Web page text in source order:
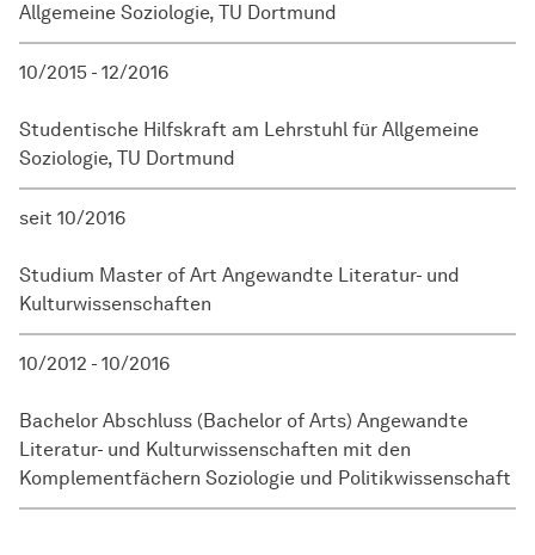
Allgemeine Soziologie, TU Dortmund
10/2015 - 12/2016
Studentische Hilfskraft am Lehrstuhl für Allgemeine
Soziologie, TU Dortmund
seit 10/2016
Studium Master of Art Angewandte Literatur- und
Kulturwissenschaften
10/2012 - 10/2016
Bachelor Abschluss (Bachelor of Arts) Angewandte
Literatur- und Kulturwissenschaften mit den
Komplementfächern Soziologie und Politikwissenschaft